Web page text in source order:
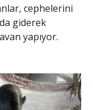
cephelerini
giderek
yapıyor.